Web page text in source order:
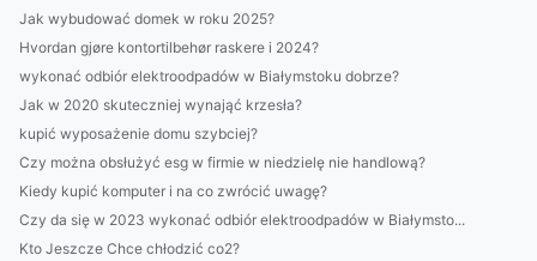
Jak wybudować domek w roku 2025?
Hvordan gjøre kontortilbehør raskere i 2024?
wykonać odbiór elektroodpadów w Białymstoku dobrze?
Jak w 2020 skuteczniej wynająć krzesła?
kupić wyposażenie domu szybciej?
Czy można obsłużyć esg w firmie w niedzielę nie handlową?
Kiedy kupić komputer i na co zwrócić uwagę?
Czy da się w 2023 wykonać odbiór elektroodpadów w Białymsto...
Kto Jeszcze Chce chłodzić co2?